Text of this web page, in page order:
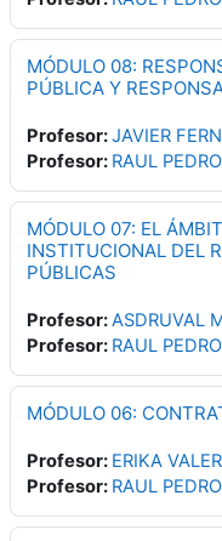
MÓDULO 08:
PÚBLICA Y
Profesor:JAVIER
Profesor: RAUL
MÓDULO 07: EL
INSTITUCIONAL DEL
PÚBLICAS
Profesor:ASDRUVAL
Profesor: RAUL
MÓDULO 06:
Profesor: ERIKA
Profesor: RAUL